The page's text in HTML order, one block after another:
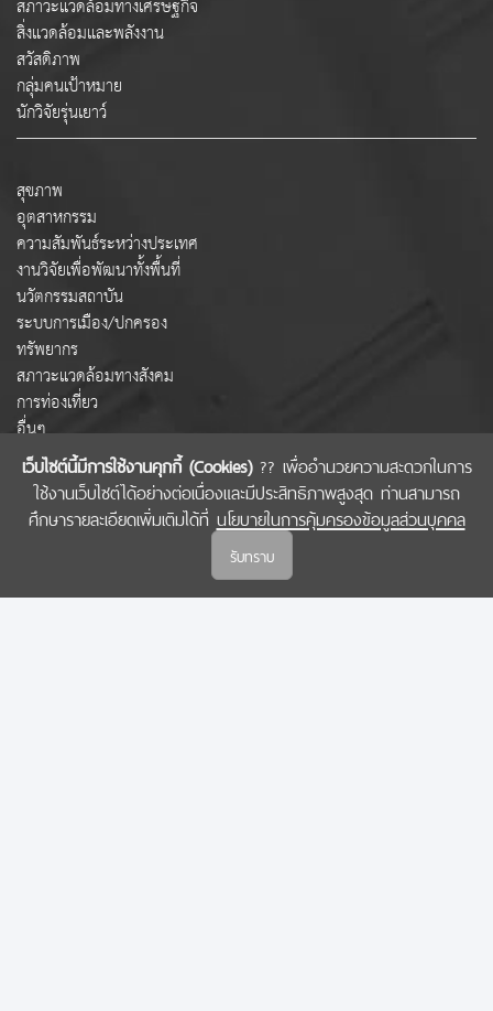
เว็บไซต์นี้มีการใช้งานคุกกี้ (Cookies)?? เพื่ออำนวยความสะดวกในการ
ใช้งานเว็บไซต์ได้อย่างต่อเนื่องและมีประสิทธิภาพสูงสุด ท่านสามารถ
ศึกษารายละเอียดเพิ่มเติมได้ที่ นโยบายในการคุ้มครองข้อมูลส่วนบุคคล
รับทราบ
สภาวะแวดล้อมทางเศรษฐกิจ
สิ่งแวดล้อมและพลังงาน
สวัสดิภาพ
กลุ่มคนเป้าหมาย
นักวิจัยรุ่นเยาว์
สุขภาพ
อุตสาหกรรม
ความสัมพันธ์ระหว่างประเทศ
งานวิจัยเพื่อพัฒนาทั้งพื้นที่
นวัตกรรมสถาบัน
ระบบการเมือง/ปกครอง
ทรัพยากร
สภาวะแวดล้อมทางสังคม
การท่องเที่ยว
อื่นๆ
COPYRIGHT © 2022 สำนักงานคณะกรรมการส่งเสริมวิทยาศาสตร์ วิจัยและนวัตกรรม
(สกสว.)
นโยบายในการคุ้มครองข้อมูลส่วนบุคคล